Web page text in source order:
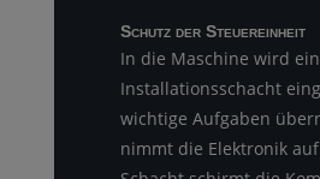
Schutz der Steuereinheit
In die Maschine wird ein
Installationsschacht
wichtige Aufgaben
nimmt die Elektronik